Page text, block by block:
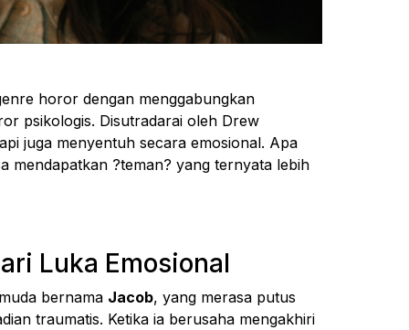
horor dengan menggabungkan
psikologis. Disutradarai oleh Drew
juga menyentuh secara emosional. Apa
mendapatkan ?teman? yang ternyata lebih
Luka Emosional
bernama Jacob, yang merasa putus
traumatis. Ketika ia berusaha mengakhiri